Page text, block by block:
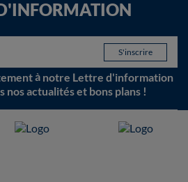
à notre Lettre d'information
actualités et bons plans !